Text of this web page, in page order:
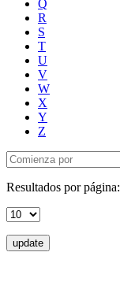
Q
R
S
T
U
V
W
X
Y
Z
Resultados por página:
update